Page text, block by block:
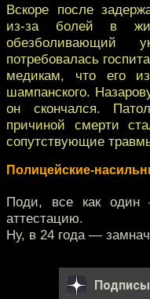
Вскоре после
из-за болей в
обезболивающий
потребовалась
медикам, что его
шампанского.
он скончался.
причиной смерти
сопутствующие
Полицейские-
Поди, все как
аттестацию.
Ну, в 24 года —